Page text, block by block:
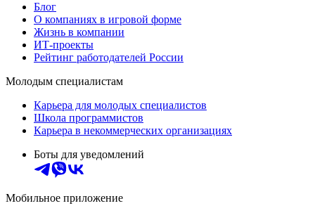
Блог
О компаниях в игровой форме
Жизнь в компании
ИТ-проекты
Рейтинг работодателей России
Молодым специалистам
Карьера для молодых специалистов
Школа программистов
Карьера в некоммерческих организациях
Боты для уведомлений
Мобильное приложение